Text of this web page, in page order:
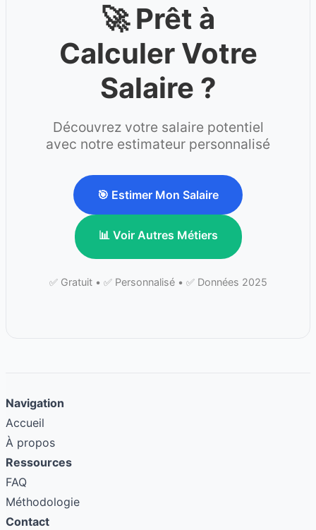
🚀 Prêt à
Calculer Votre
Salaire ?
Découvrez votre salaire potentiel
avec notre estimateur personnalisé
🎯 Estimer Mon Salaire
📊 Voir Autres Métiers
✅ Gratuit • ✅ Personnalisé • ✅ Données 2025
Navigation
Accueil
À propos
Ressources
FAQ
Méthodologie
Contact